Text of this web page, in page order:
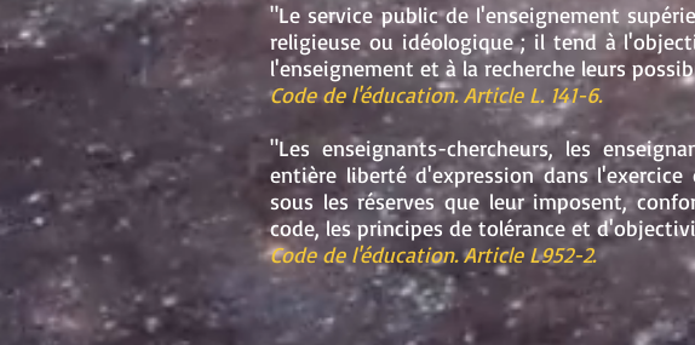
"Le service public de l'enseignement
religieuse ou idéologique ; il tend à
l'enseignement et à la recherche leurs
Code de l'éducation. Article L. 141-6.
"Les enseignants-chercheurs, les
entière liberté d'expression dans
sous les réserves que leur imposent,
code, les principes de tolérance et
Code de l'éducation. Article L952-2.